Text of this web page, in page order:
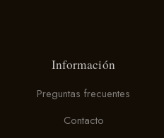
Información
Preguntas frecuentes
Contacto